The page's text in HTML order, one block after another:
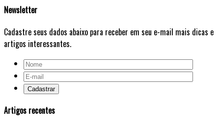
Newsletter
Cadastre seus dados abaixo para receber em seu e-mail mais dicas e
artigos interessantes.
Artigos recentes